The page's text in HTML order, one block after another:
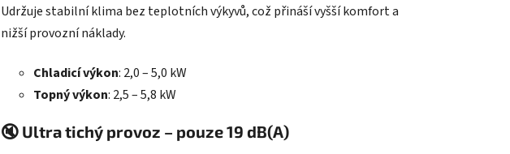
Udržuje stabilní klima bez teplotních výkyvů, což přináší vyšší komfort a
nižší provozní náklady.
Chladicí výkon: 2,0 – 5,0 kW
Topný výkon: 2,5 – 5,8 kW
🔇 Ultra tichý provoz – pouze 19 dB(A)